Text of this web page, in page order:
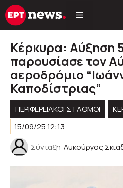
Μετάβαση
σε
Κέρκυρα: Αύξηση
παρουσίασε τον
αεροδρόμιο
Καποδίστριας”
ΠΕΡΙΦΕΡΕΙΑΚΟΊ ΣΤΑΘΜΟΊ
15/09/25 12:13
Σύνταξη Λυκούργος